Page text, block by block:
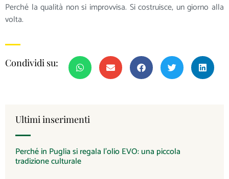
Perché la qualità non si improvvisa. Si costruisce, un giorno alla
volta.
Condividi su:
Ultimi inserimenti
Perché in Puglia si regala l’olio EVO: una piccola
tradizione culturale